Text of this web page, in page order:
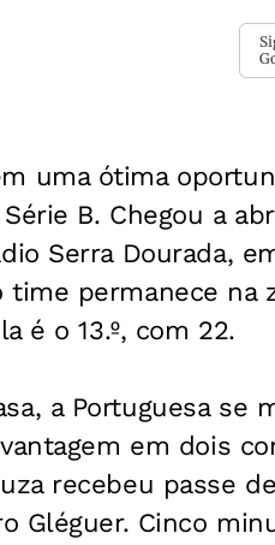
uma ótima
B. Chegou a
Serra Dourada,
permanece na
é o 13.º, com 22.
a Portuguesa
em dois
recebeu passe
Gléguer. Cinco